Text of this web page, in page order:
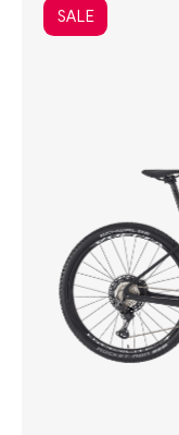
SALE